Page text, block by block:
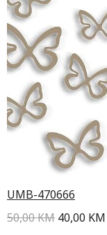
UMB-470666
50,00KM 40,00 KM